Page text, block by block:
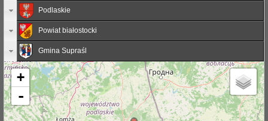
Podlaskie
Powiat białostocki
Gmina Supraśl
+
-